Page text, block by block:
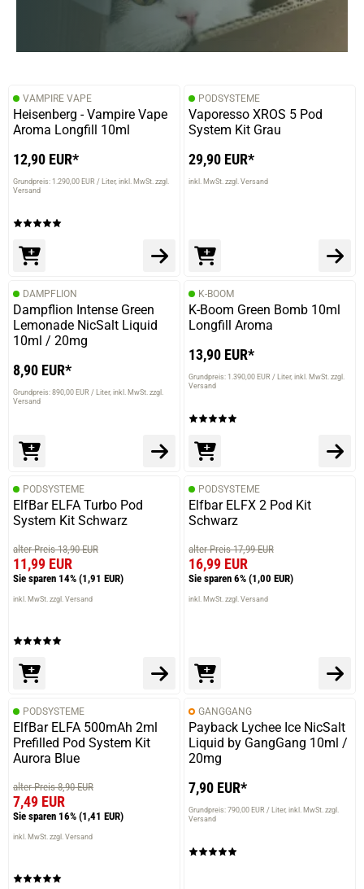
verifizierter Onlinekauf.
Die Bewertung erfolgte ohne Abgabe eines Kommentars
VAMPIRE VAPE
Heisenberg - Vampire Vape
Aroma Longfill 10ml
12,90 EUR*
Grundpreis: 1.290,00 EUR / Liter inkl. MwSt. zzgl.
Versand
PODSYSTEME
Vaporesso XROS 5 Pod
System Kit Grau
29,90 EUR*
inkl. MwSt. zzgl. Versand
DAMPFLION
Dampflion Intense Green
Lemonade NicSalt Liquid
10ml / 20mg
8,90 EUR*
Grundpreis: 890,00 EUR / Liter inkl. MwSt. zzgl.
Versand
K-BOOM
K-Boom Green Bomb 10ml
Longfill Aroma
13,90 EUR*
Grundpreis: 1.390,00 EUR / Liter inkl. MwSt. zzgl.
Versand
PODSYSTEME
ElfBar ELFA Turbo Pod
System Kit Schwarz
alter Preis 13,90 EUR
11,99 EUR
Sie sparen 14% (1,91 EUR)
inkl. MwSt. zzgl. Versand
PODSYSTEME
Elfbar ELFX 2 Pod Kit
Schwarz
alter Preis 17,99 EUR
16,99 EUR
Sie sparen 6% (1,00 EUR)
inkl. MwSt. zzgl. Versand
PODSYSTEME
ElfBar ELFA 500mAh 2ml
Prefilled Pod System Kit
Aurora Blue
alter Preis 8,90 EUR
7,49 EUR
Sie sparen 16% (1,41 EUR)
inkl. MwSt. zzgl. Versand
GANGGANG
Payback Lychee Ice NicSalt
Liquid by GangGang 10ml /
20mg
7,90 EUR*
Grundpreis: 790,00 EUR / Liter inkl. MwSt. zzgl.
Versand